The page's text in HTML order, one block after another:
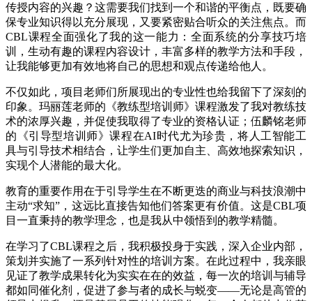
传授内容的兴趣？这需要我们找到一个和谐的平衡点，既要确
保专业知识得以充分展现，又要紧密贴合听众的关注焦点。而
CBL课程全面强化了我的这一能力：全面系统的分享技巧培
训，生动有趣的课程内容设计，丰富多样的教学方法和手段，
让我能够更加有效地将自己的思想和观点传递给他人。
不仅如此，项目老师们所展现出的专业性也给我留下了深刻的
印象。玛丽莲老师的《教练型培训师》课程激发了我对教练技
术的浓厚兴趣，并促使我取得了专业的资格认证；伍麟铭老师
的《引导型培训师》课程在AI时代尤为珍贵，将人工智能工
具与引导技术相结合，让学生们更加自主、高效地探索知识，
实现个人潜能的最大化。
教育的重要作用在于引导学生在不断更迭的商业与科技浪潮中
主动“求知”，这远比直接告知他们答案更有价值。这是CBL项
目一直秉持的教学理念，也是我从中领悟到的教学精髓。
在学习了CBL课程之后，我积极投身于实践，深入企业内部，
策划并实施了一系列针对性的培训方案。在此过程中，我亲眼
见证了教学成果转化为实实在在的效益，每一次的培训与辅导
都如同催化剂，促进了参与者的成长与蜕变——无论是高管的